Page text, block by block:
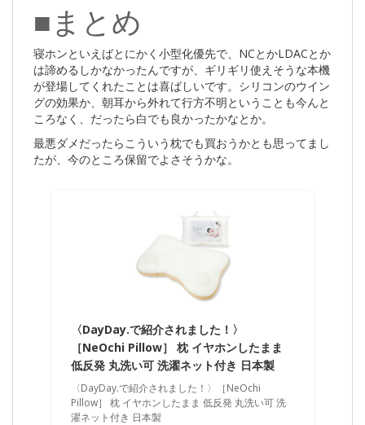
■まとめ
寝ホンといえばとにかく小型化優先で、NCとかLDACとか
は諦めるしかなかったんですが、ギリギリ使えそうな本機
が登場してくれたことは喜ばしいです。シリコンのウイン
グの効果か、朝耳から外れて行方不明ということも今んと
ころなく、だったら白でも良かったかなとか。
最悪ダメだったらこういう枕でも買おうかとも思ってまし
たが、今のところ保留でよさそうかな。
〈DayDay.で紹介されました！〉
［NeOchi Pillow］ 枕 イヤホンしたまま
低反発 丸洗い可 洗濯ネット付き 日本製
〈DayDay.で紹介されました！〉［NeOchi
Pillow］ 枕 イヤホンしたまま 低反発 丸洗い可 洗
濯ネット付き 日本製